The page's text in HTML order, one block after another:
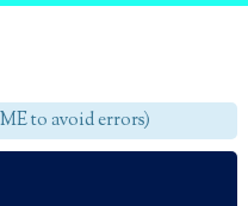
to avoid errors)